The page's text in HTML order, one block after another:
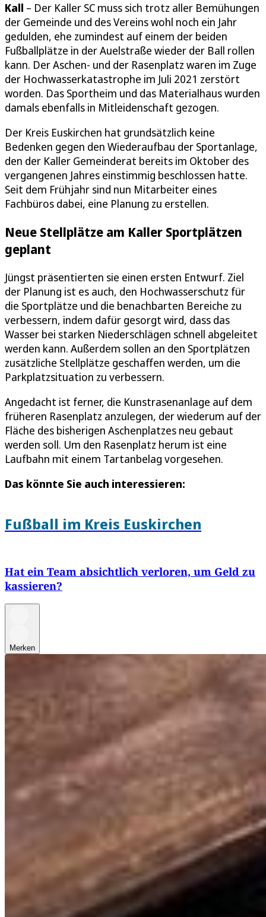
Kall – Der Kaller SC muss sich trotz aller Bemühungen
der Gemeinde und des Vereins wohl noch ein Jahr
gedulden, ehe zumindest auf einem der beiden
Fußballplätze in der Auelstraße wieder der Ball rollen
kann. Der Aschen- und der Rasenplatz waren im Zuge
der Hochwasserkatastrophe im Juli 2021 zerstört
worden. Das Sportheim und das Materialhaus wurden
damals ebenfalls in Mitleidenschaft gezogen.
Der Kreis Euskirchen hat grundsätzlich keine
Bedenken gegen den Wiederaufbau der Sportanlage,
den der Kaller Gemeinderat bereits im Oktober des
vergangenen Jahres einstimmig beschlossen hatte.
Seit dem Frühjahr sind nun Mitarbeiter eines
Fachbüros dabei, eine Planung zu erstellen.
Neue Stellplätze am Kaller Sportplätzen
geplant
Jüngst präsentierten sie einen ersten Entwurf. Ziel
der Planung ist es auch, den Hochwasserschutz für
die Sportplätze und die benachbarten Bereiche zu
verbessern, indem dafür gesorgt wird, dass das
Wasser bei starken Niederschlägen schnell abgeleitet
werden kann. Außerdem sollen an den Sportplätzen
zusätzliche Stellplätze geschaffen werden, um die
Parkplatzsituation zu verbessern.
Angedacht ist ferner, die Kunstrasenanlage auf dem
früheren Rasenplatz anzulegen, der wiederum auf der
Fläche des bisherigen Aschenplatzes neu gebaut
werden soll. Um den Rasenplatz herum ist eine
Laufbahn mit einem Tartanbelag vorgesehen.
Das könnte Sie auch interessieren:
Fußball im Kreis Euskirchen
Hat ein Team absichtlich verloren, um Geld zu
kassieren?
Merken